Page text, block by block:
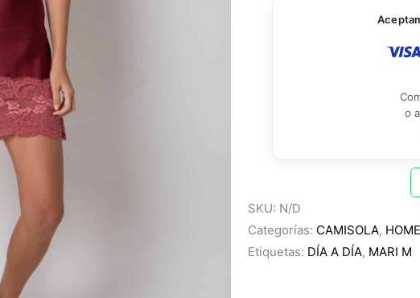
o a
SKU: N/D
Categorías: CAMISOLA,
Etiquetas: DÍA A DÍA, MARI M